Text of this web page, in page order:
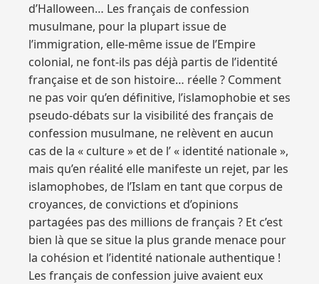
d’Halloween… Les français de confession
musulmane, pour la plupart issue de
l’immigration, elle-même issue de l’Empire
colonial, ne font-ils pas déjà partis de l’identité
française et de son histoire… réelle ? Comment
ne pas voir qu’en définitive, l’islamophobie et ses
pseudo-débats sur la visibilité des français de
confession musulmane, ne relèvent en aucun
cas de la « culture » et de l’ « identité nationale »,
mais qu’en réalité elle manifeste un rejet, par les
islamophobes, de l’Islam en tant que corpus de
croyances, de convictions et d’opinions
partagées pas des millions de français ? Et c’est
bien là que se situe la plus grande menace pour
la cohésion et l’identité nationale authentique !
Les français de confession juive avaient eux